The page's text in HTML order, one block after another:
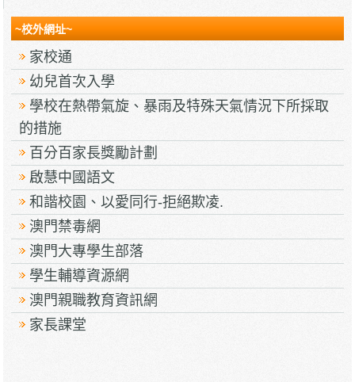
~校外網址~
家校通
幼兒首次入學
學校在熱帶氣旋、暴雨及特殊天氣情況下所採取
的措施
百分百家長獎勵計劃
啟慧中國語文
和諧校園、以愛同行-拒絕欺凌.
澳門禁毒網
澳門大專學生部落
學生輔導資源網
澳門親職教育資訊網
家長課堂